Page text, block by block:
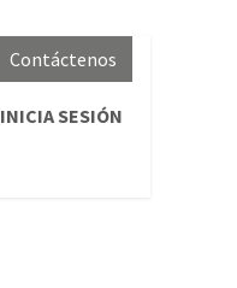
Contáctenos
INICIA SESIÓN